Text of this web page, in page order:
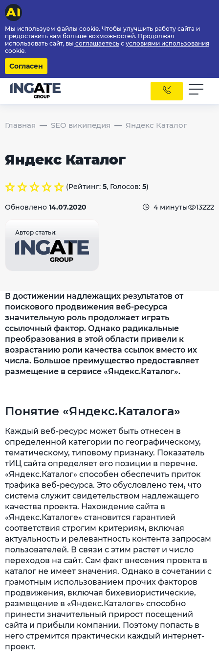
Мы используем файлы cookie. Чтобы улучшить работу сайта и
предоставить вам больше возможностей. Продолжая
использовать сайт, вы соглашаетесь с условиями использования
cookie.
Согласен
Главная SEO википедия Яндекс Каталог
Яндекс Каталог
(Рейтинг: 5, Голосов: 5)
Обновлено 14.07.2020 4 минуты 13222
Автор статьи:
В достижении надлежащих результатов от
поискового продвижения веб-ресурса
значительную роль продолжает играть
ссылочный фактор. Однако радикальные
преобразования в этой области привели к
возрастанию роли качества ссылок вместо их
числа. Большое преимущество предоставляет
размещение в сервисе «Яндекс.Каталог».
Понятие «Яндекс.Каталога»
Каждый веб-ресурс может быть отнесен в
определенной категории по географическому,
тематическому, типовому признаку. Показатель
тИЦ сайта определяет его позиции в перечне.
«Яндекс.Каталог» способен обеспечить приток
трафика веб-ресурса. Это обусловлено тем, что
система служит свидетельством надлежащего
качества проекта. Нахождение сайта в
«Яндекс.Каталоге» становится гарантией
соответствия строгим критериям, включая
актуальность и релевантность контента запросам
пользователей. В связи с этим растет и число
переходов на сайт. Сам факт внесения проекта в
каталог не имеет значения. Однако в сочетании с
грамотным использованием прочих факторов
продвижения, включая бихевиористические,
размещение в «Яндекс.Каталоге» способно
принести значительный прирост посещений
сайта и прибыли компании. Поэтому попасть в
него стремится практически каждый интернет-
проект.